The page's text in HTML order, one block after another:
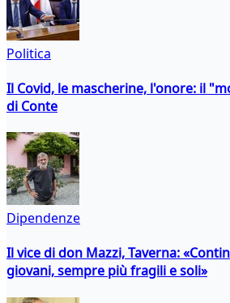
Politica
Il Covid, le mascherine, l'onore: il
di Conte
Dipendenze
Il vice di don Mazzi, Taverna:
giovani, sempre più fragili e soli»